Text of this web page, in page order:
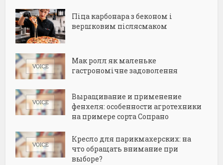
Піца карбонара з беконом і
вершковим післясмаком
Мак ролл як маленьке
гастрономічне задоволення
Выращивание и применение
фенхеля: особенности агротехники
на примере сорта Сопрано
Кресло для парикмахерских: на
что обращать внимание при
выборе?